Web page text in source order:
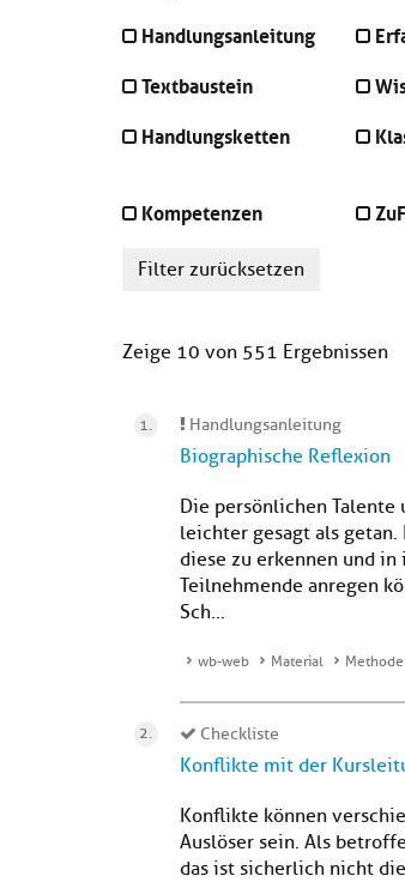
Handlungsanleitung
Textbaustein
Handlungsketten
Kompetenzen
Filter zurücksetzen
Zeige 10 von 551 Ergebnissen
Handlungsanleitung
Biographische Reflexion
Die persönlichen
leichter gesagt als
diese zu erkennen und
Teilnehmende anregen
Sch...
wb-web Material
Checkliste
Konflikte mit der
Konflikte können
Auslöser sein. Als
das ist sicherlich nicht